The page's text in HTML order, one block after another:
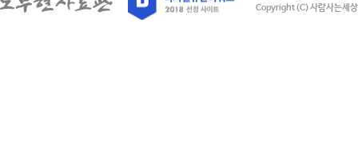
Copyright (C) 사람사는세